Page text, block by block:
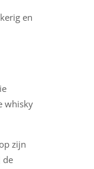
en
whisky
zijn
de